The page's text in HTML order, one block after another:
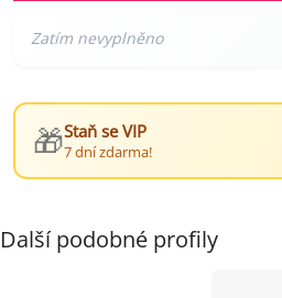
🎁Staň se VIP
7 dní zdarma!
Další podobné profily